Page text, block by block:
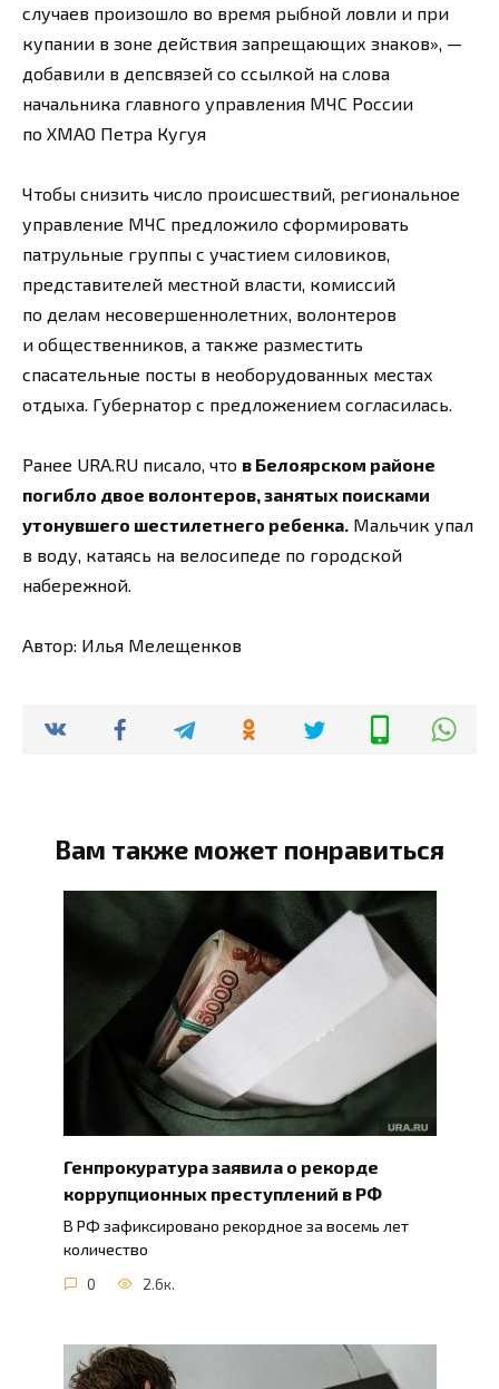
случаев произошло во время рыбной ловли и при
купании в зоне действия запрещающих знаков», —
добавили в депсвязей со ссылкой на слова
начальника главного управления МЧС России
по ХМАО Петра Кугуя
Чтобы снизить число происшествий, региональное
управление МЧС предложило сформировать
патрульные группы с участием силовиков,
представителей местной власти, комиссий
по делам несовершеннолетних, волонтеров
и общественников, а также разместить
спасательные посты в необорудованных местах
отдыха. Губернатор с предложением согласилась.
Ранее URA.RU писало, что в Белоярском районе
погибло двое волонтеров, занятых поисками
утонувшего шестилетнего ребенка. Мальчик упал
в воду, катаясь на велосипеде по городской
набережной.
Автор: Илья Мелещенков
Вам также может понравиться
Генпрокуратура заявила о рекорде
коррупционных преступлений в РФ
В РФ зафиксировано рекордное за восемь лет
количество
0 2.6к.